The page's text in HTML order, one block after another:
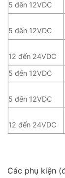
5 đến 12VDC
5 đến 12VDC
12 đến 24VDC
5 đến 12VDC
5 đến 12VDC
12 đến 24VDC
Các phụ kiện